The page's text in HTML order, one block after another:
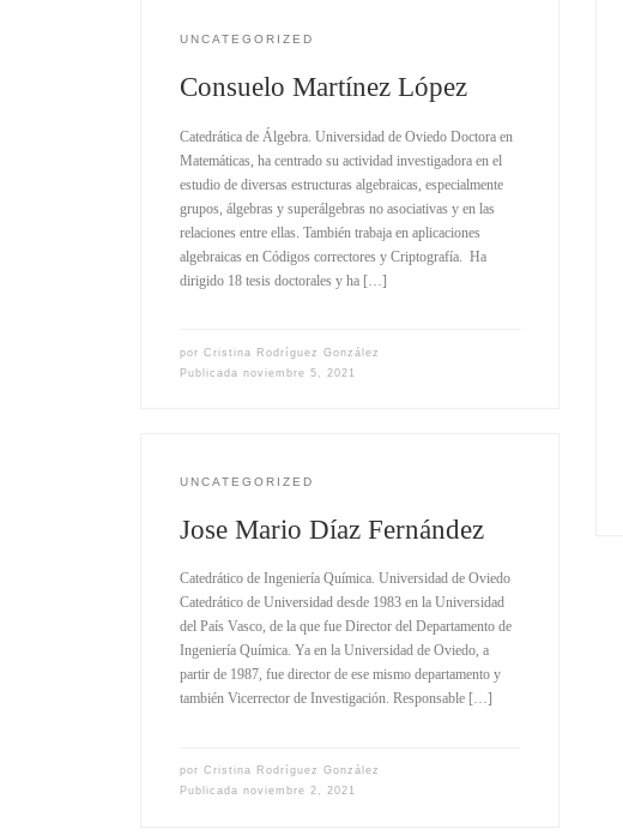
UNCATEGORIZED
Consuelo Martínez López
Catedrática de Álgebra. Universidad de Oviedo Doctora en
Matemáticas, ha centrado su actividad investigadora en el
estudio de diversas estructuras algebraicas, especialmente
grupos, álgebras y superálgebras no asociativas y en las
relaciones entre ellas. También trabaja en aplicaciones
algebraicas en Códigos correctores y Criptografía. Ha
dirigido 18 tesis doctorales y ha […]
por Cristina Rodríguez González
Publicada noviembre 5, 2021
UNCATEGORIZED
Jose Mario Díaz Fernández
Catedrático de Ingeniería Química. Universidad de Oviedo
Catedrático de Universidad desde 1983 en la Universidad
del País Vasco, de la que fue Director del Departamento de
Ingeniería Química. Ya en la Universidad de Oviedo, a
partir de 1987, fue director de ese mismo departamento y
también Vicerrector de Investigación. Responsable […]
por Cristina Rodríguez González
Publicada noviembre 2, 2021